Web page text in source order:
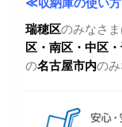
瑞穂区のみなさま
区・ 南区・中区
の名古屋市内の